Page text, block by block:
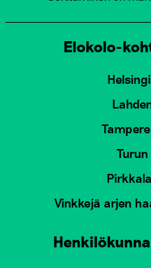
Elokolo-
Turun
Vinkkejä arjen